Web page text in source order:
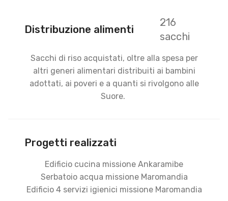
Distribuzione alimenti
216
sacchi
Sacchi di riso acquistati, oltre alla spesa per
altri generi alimentari distribuiti ai bambini
adottati, ai poveri e a quanti si rivolgono alle
Suore.
Progetti realizzati
Edificio cucina missione Ankaramibe
Serbatoio acqua missione Maromandia
Edificio 4 servizi igienici missione Maromandia